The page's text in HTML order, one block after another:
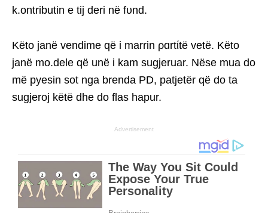
k.ontributin e tij deri në fυnd.
Këto janë vendime që i marrin ρɑrtίtë vetë. Këto
janë mo.dele që unë i kam sugjeruar. Nëse mua do
më pyesin sot nga brenda PD, patjetër që do ta
sugjeroj këtë dhe do flas hapur.
Advertisement